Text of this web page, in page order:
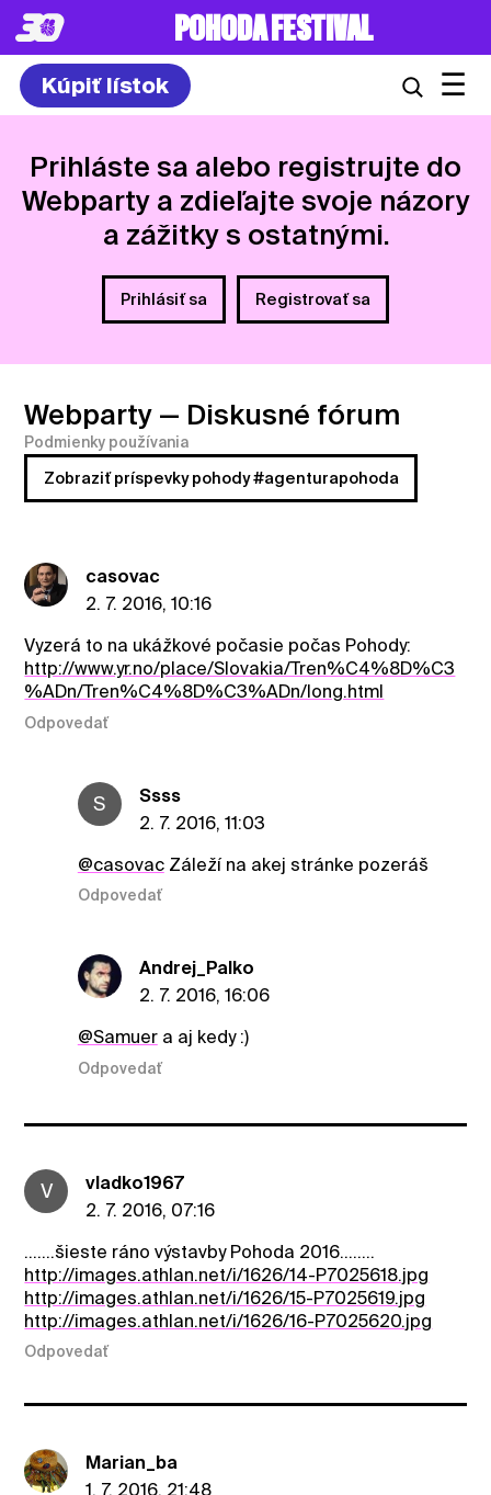
8. – 10.7.2027
Kúpiť lístok ☰
Prihláste sa alebo registrujte do
Webparty a zdieľajte svoje názory
a zážitky s ostatnými.
Prihlásiť sa Registrovať sa
Webparty — Diskusné fórum
Podmienky používania
Zobraziť príspevky pohody #agenturapohoda
casovac
2. 7. 2016, 10:16
Vyzerá to na ukážkové počasie počas Pohody:
http://www.yr.no/place/Slovakia/Tren%C4%8D%C3
%ADn/Tren%C4%8D%C3%ADn/long.html
Odpovedať
S
Ssss
2. 7. 2016, 11:03
@casovacZáleží na akej stránke pozeráš
Odpovedať
Andrej_Palko
2. 7. 2016, 16:06
@Samuera aj kedy :)
Odpovedať
V
vladko1967
2. 7. 2016, 07:16
.......šieste ráno výstavby Pohoda 2016........
http://images.athlan.net/i/1626/14-P7025618.jpg
http://images.athlan.net/i/1626/15-P7025619.jpg
http://images.athlan.net/i/1626/16-P7025620.jpg
Odpovedať
Marian_ba
1. 7. 2016, 21:48